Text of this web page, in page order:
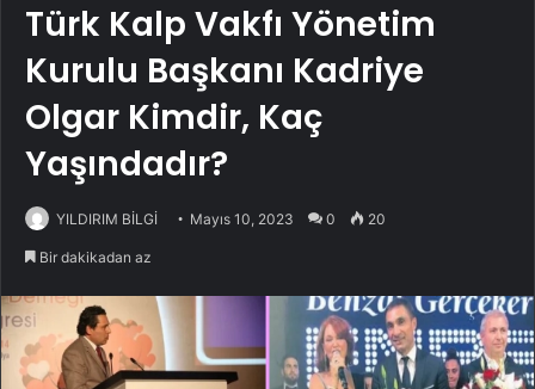
Türk Kalp Vakfı Yönetim
Kurulu Başkanı Kadriye
Olgar Kimdir, Kaç
Yaşındadır?
YILDIRIM BİLGİ Mayıs 10, 2023 0 20
Bir dakikadan az